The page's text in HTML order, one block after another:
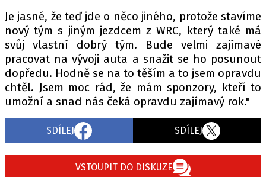
Je jasné, že teď jde o něco jiného, protože stavíme
nový tým s jiným jezdcem z WRC, který také má
svůj vlastní dobrý tým. Bude velmi zajímavé
pracovat na vývoji auta a snažit se ho posunout
dopředu. Hodně se na to těším a to jsem opravdu
chtěl. Jsem moc rád, že mám sponzory, kteří to
umožní a snad nás čeká opravdu zajímavý rok."
SDÍLEJ SDÍLEJ
VSTOUPIT DO DISKUZE